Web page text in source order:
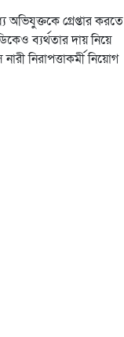
অভিযুক্তকে গ্রেপ্তার করতে
ব্যর্থতার দায় নিয়ে
নিরাপত্তাকর্মী নিয়োগ